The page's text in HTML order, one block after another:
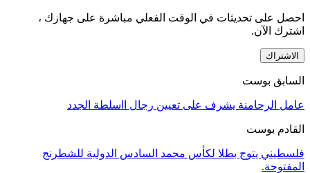
احصل على تحديثات في الوقت الفعلي مباشرة على جهازك ،
اشترك الآن.
الاشتراك
السابق بوست
عامل الرحامنة يشرف على تعيين رجال ااسلطة الجدد
القادم بوست
فلسطيني يتوج بطلا لكأس محمد السادس الدولية للشطرنج
المفتوحة.